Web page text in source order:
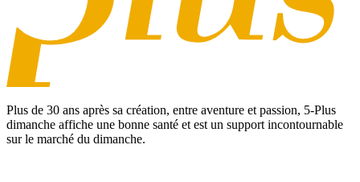
Plus de 30 ans après sa création, entre aventure et passion, 5-Plus
dimanche affiche une bonne santé et est un support incontournable
sur le marché du dimanche.